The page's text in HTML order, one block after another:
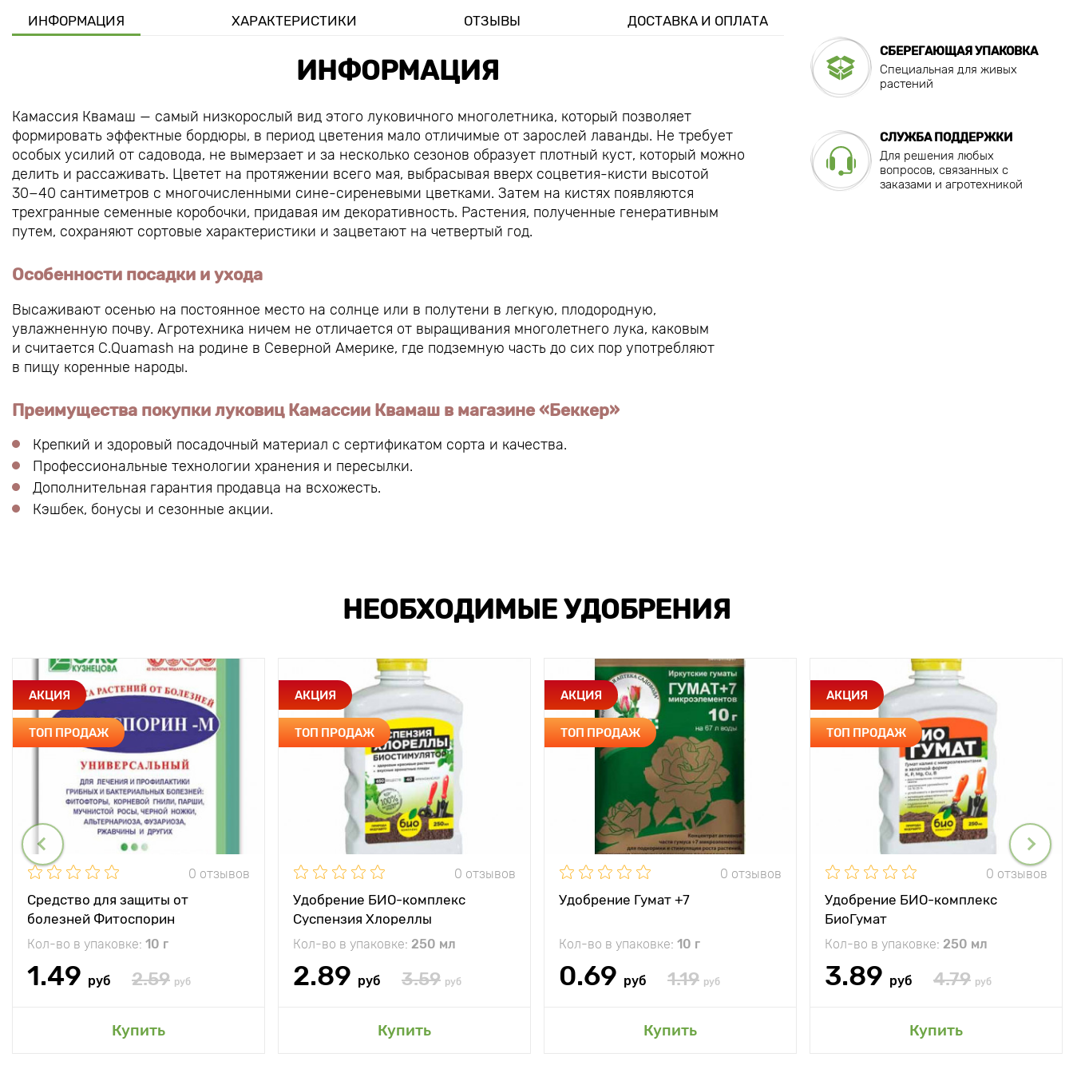
ИНФОРМАЦИЯ ХАРАКТЕРИСТИКИ ОТЗЫВЫ ДОСТАВКА И ОПЛАТА
ИНФОРМАЦИЯ
Камассия Квамаш — самый низкорослый вид этого луковичного многолетника, который позволяет
формировать эффектные бордюры, в период цветения мало отличимые от зарослей лаванды. Не требует
особых усилий от садовода, не вымерзает и за несколько сезонов образует плотный куст, который можно
делить и рассаживать. Цветет на протяжении всего мая, выбрасывая вверх соцветия-кисти высотой
30−40 сантиметров с многочисленными сине-сиреневыми цветками. Затем на кистях появляются
трехгранные семенные коробочки, придавая им декоративность. Растения, полученные генеративным
путем, сохраняют сортовые характеристики и зацветают на четвертый год.
Особенности посадки и ухода
Высаживают осенью на постоянное место на солнце или в полутени в легкую, плодородную,
увлажненную почву. Агротехника ничем не отличается от выращивания многолетнего лука, каковым
и считается C.Quamash на родине в Северной Америке, где подземную часть до сих пор употребляют
в пищу коренные народы.
Преимущества покупки луковиц Камассии Квамаш в магазине «Беккер»
Крепкий и здоровый посадочный материал с сертификатом сорта и качества.
Профессиональные технологии хранения и пересылки.
Дополнительная гарантия продавца на всхожесть.
Кэшбек, бонусы и сезонные акции.
СБЕРЕГАЮЩАЯ УПАКОВКА
Специальная для живых
растений
СЛУЖБА ПОДДЕРЖКИ
Для решения любых
вопросов, связанных с
заказами и агротехникой
НЕОБХОДИМЫЕ УДОБРЕНИЯ
АКЦИЯ
ТОП ПРОДАЖ
0 отзывов
Средство для защиты от
болезней Фитоспорин
Кол-во в упаковке: 10 г
1.49 руб 2.59 руб
Купить
АКЦИЯ
ТОП ПРОДАЖ
0 отзывов
Удобрение БИО-комплекс
Суспензия Хлореллы
Кол-во в упаковке: 250 мл
2.89 руб 3.59 руб
Купить
АКЦИЯ
ТОП ПРОДАЖ
0 отзывов
Удобрение Гумат +7
Кол-во в упаковке: 10 г
0.69 руб 1.19 руб
Купить
АКЦИЯ
ТОП ПРОДАЖ
0 отзывов
Удобрение БИО-комплекс
БиоГумат
Кол-во в упаковке: 250 мл
3.89 руб 4.79 руб
Купить